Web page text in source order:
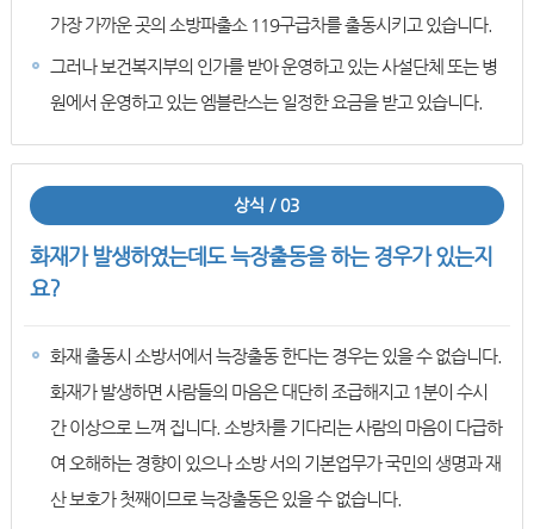
가장 가까운 곳의 소방파출소 119구급차를 출동시키고 있습니다.
그러나 보건복지부의 인가를 받아 운영하고 있는 사설단체 또는 병
원에서 운영하고 있는 엠블란스는 일정한 요금을 받고 있습니다.
상식 / 03
화재가 발생하였는데도 늑장출동을 하는 경우가 있는지
요?
화재 출동시 소방서에서 늑장출동 한다는 경우는 있을 수 없습니다.
화재가 발생하면 사람들의 마음은 대단히 조급해지고 1분이 수시
간 이상으로 느껴 집니다. 소방차를 기다리는 사람의 마음이 다급하
여 오해하는 경향이 있으나 소방 서의 기본업무가 국민의 생명과 재
산 보호가 첫째이므로 늑장출동은 있을 수 없습니다.